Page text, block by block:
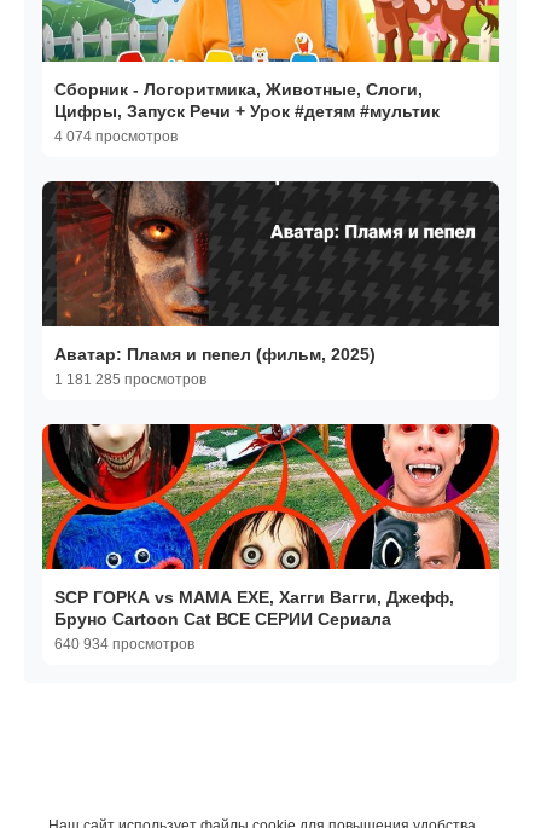
Cборник - Логоритмика, Животные, Слоги,
Цифры, Запуск Речи + Урок #детям #мультик
4 074 просмотров
Аватар: Пламя и пепел (фильм, 2025)
1 181 285 просмотров
SCP ГОРКА vs МАМА EXE, Хагги Вагги, Джефф,
Бруно Cartoon Cat ВСЕ СЕРИИ Сериала
640 934 просмотров